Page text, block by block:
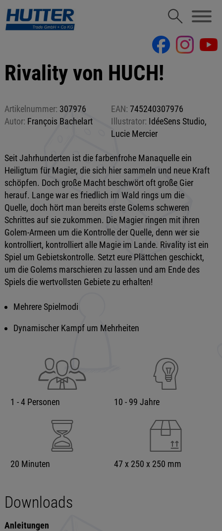
Rivality von HUCH!
Artikelnummer: 307976 EAN: 745240307976
Autor: François Bachelart Illustrator: IdéeSens Studio,
Lucie Mercier
Seit Jahrhunderten ist die farbenfrohe Manaquelle ein
Heiligtum für Magier, die sich hier sammeln und neue Kraft
schöpfen. Doch große Macht beschwört oft große Gier
herauf. Lange war es friedlich im Wald rings um die
Quelle, doch hört man bereits erste Golems schweren
Schrittes auf sie zukommen. Die Magier ringen mit ihren
Golem-Armeen um die Kontrolle der Quelle, denn wer sie
kontrolliert, kontrolliert alle Magie im Lande. Rivality ist ein
Spiel um Gebietskontrolle. Setzt eure Plättchen geschickt,
um die Golems marschieren zu lassen und am Ende des
Spiels die wertvollsten Gebiete zu erhalten!
Mehrere Spielmodi
Dynamischer Kampf um Mehrheiten
1 - 4 Personen 10 - 99 Jahre
20 Minuten 47 x 250 x 250 mm
Downloads
Anleitungen